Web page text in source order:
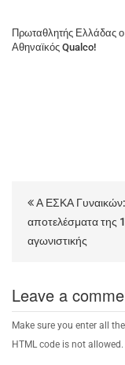
Πρωταθλητής Ελλάδας ο
Αθηναϊκός Qualco!
Α ΕΣΚΑ
αποτελέσματα της
αγωνιστικής
Leave a
Make sure you enter all
HTML code is not allowed.